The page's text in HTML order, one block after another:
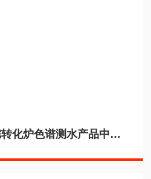
HH-790CH4-GC甲烷转化炉色谱测水产品中一氧化碳残留量